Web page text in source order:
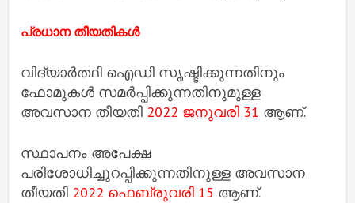
പ്രധാന തീയതികൾ
വിദ്യാർത്ഥി ഐഡി സൃഷ്ടിക്കുന്നതിനും
ഫോമുകൾ സമർപ്പിക്കുന്നതിനുമുള്ള
അവസാന തീയതി 2022 ജനുവരി 31 ആണ്.
സ്ഥാപനം അപേക്ഷ
പരിശോധിച്ചുറപ്പിക്കുന്നതിനുള്ള അവസാന
തീയതി 2022 ഫെബ്രുവരി 15 ആണ്.